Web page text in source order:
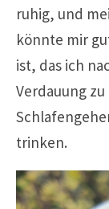
ruhig, und
könnte mir
ist, das ich
Verdauung
trinken.